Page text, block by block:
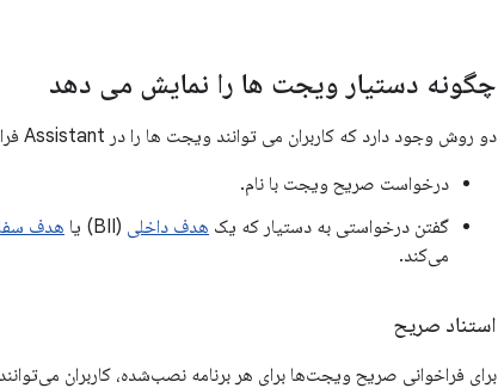
چگونه دستیار ویجت ها را نمایش می دهد
دو روش وجود دارد که کاربران می توانند ویجت ها را در Assistant فراخوانی کنند:
درخواست صریح ویجت با نام.
گفتن درخواستی به دستیار که یک هدف داخلی (BII) یا هدف
می‌کند.
استناد صریح
برای فراخوانی صریح ویجت‌ها برای هر برنامه نصب‌شده، کاربران می‌توانند